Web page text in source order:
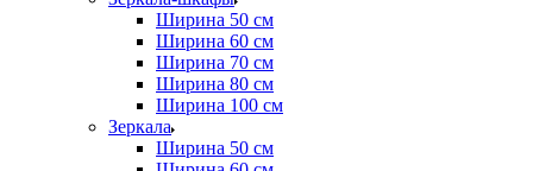
Ширина 50 см
Ширина 60 см
Ширина 70 см
Ширина 80 см
Ширина 100 см
Зеркала
Ширина 50 см